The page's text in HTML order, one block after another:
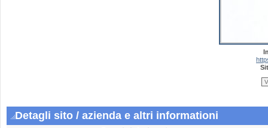
Detagli sito / azienda e altri informationi